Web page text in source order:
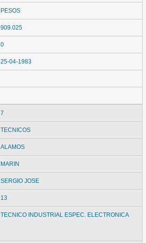
PESOS
909.025
0
25-04-1983
7
TECNICOS
ALAMOS
MARIN
SERGIO JOSE
13
TECNICO INDUSTRIAL ESPEC. ELECTRONICA